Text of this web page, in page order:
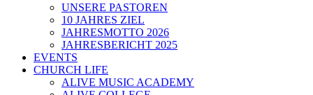
UNSERE PASTOREN
10 JAHRES ZIEL
JAHRESMOTTO 2026
JAHRESBERICHT 2025
EVENTS
CHURCH LIFE
ALIVE MUSIC ACADEMY